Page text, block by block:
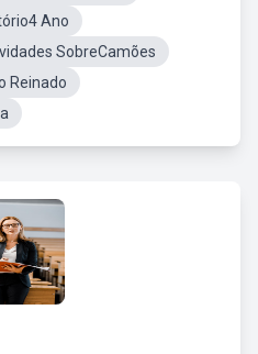
Ano
SobreCamões
Reinado